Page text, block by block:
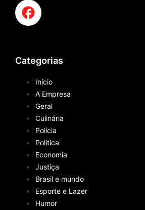
Categorias
Início
A Empresa
Geral
Culinária
Polícia
Política
Economia
Justiça
Brasil e mundo
Esporte e Lazer
Humor